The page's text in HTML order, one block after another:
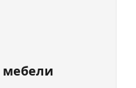
мебели